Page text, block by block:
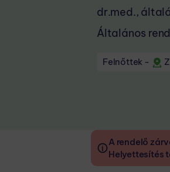
dr.med.,
Általános
Felnőttek -
A rendelő
Helyettesítés